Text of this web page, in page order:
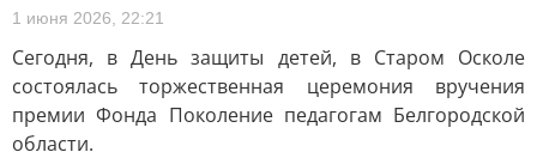
1 июня 2026, 22:21
Сегодня, в День защиты детей, в Старом Осколе
состоялась торжественная церемония вручения
премии Фонда Поколение педагогам Белгородской
области.